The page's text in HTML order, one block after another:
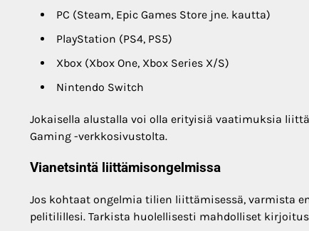
PC (Steam, Epic Games Store jne. kautta)
PlayStation (PS4, PS5)
Xbox (Xbox One, Xbox Series X/S)
Nintendo Switch
Jokaisella alustalla voi olla erityisiä vaatimuksia
Gaming -verkkosivustolta.
Vianetsintä liittämisongelmissa
Jos kohtaat ongelmia tilien liittämisessä, varmista
pelitilillesi. Tarkista huolellisesti mahdolliset